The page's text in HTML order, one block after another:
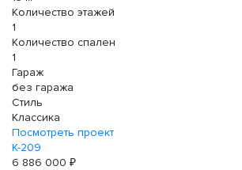
Количество этажей
1
Количество спален
1
Гараж
без гаража
Стиль
Классика
Посмотреть проект
К-209
6 886 000 ₽